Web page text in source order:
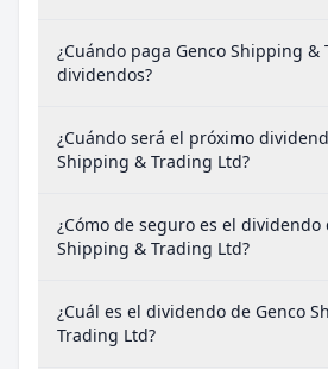
¿Cuándo paga Genco Shipping &
dividendos?
¿Cuándo será el próximo
Shipping & Trading Ltd?
¿Cómo de seguro es el dividendo
Shipping & Trading Ltd?
¿Cuál es el dividendo de Genco
Trading Ltd?